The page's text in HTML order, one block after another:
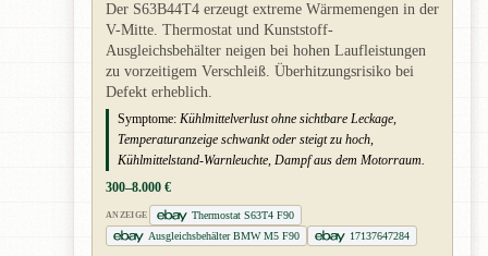
Der S63B44T4 erzeugt extreme Wärmemengen in der
V-Mitte. Thermostat und Kunststoff-
Ausgleichsbehälter neigen bei hohen Laufleistungen
zu vorzeitigem Verschleiß. Überhitzungsrisiko bei
Defekt erheblich.
Symptome: Kühlmittelverlust ohne sichtbare Leckage,
Temperaturanzeige schwankt oder steigt zu hoch,
Kühlmittelstand-Warnleuchte, Dampf aus dem Motorraum.
300–8.000 €
ANZEIGE
Thermostat S63T4 F90
Ausgleichsbehälter BMW M5 F90
17137647284